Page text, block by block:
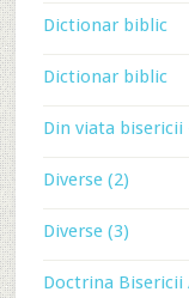
Dictionar biblic
Dictionar biblic
Din viata bisericii
Diverse (2)
Diverse (3)
Doctrina Bisericii